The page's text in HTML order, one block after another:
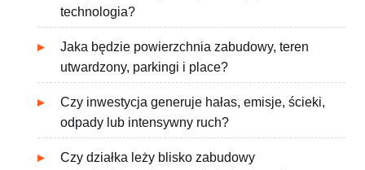
technologia?
Jaka będzie powierzchnia zabudowy, teren
utwardzony, parkingi i place?
Czy inwestycja generuje hałas, emisje, ścieki,
odpady lub intensywny ruch?
Czy działka leży blisko zabudowy